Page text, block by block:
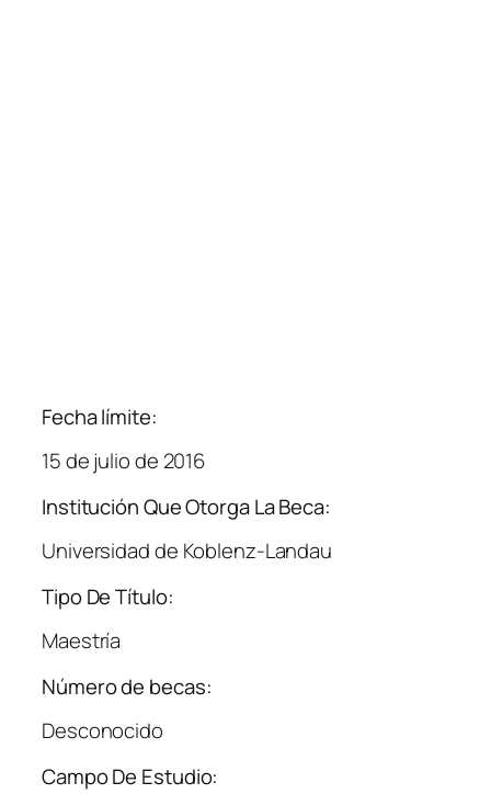
Fecha límite:
15 de julio de 2016
Institución Que Otorga La Beca:
Universidad de Koblenz-Landau
Tipo De Título:
Maestría
Número de becas:
Desconocido
Campo De Estudio: